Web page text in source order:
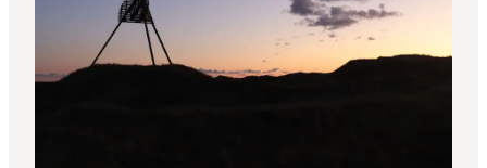
Vores Byer
Mad & Overnatning
Køb billet